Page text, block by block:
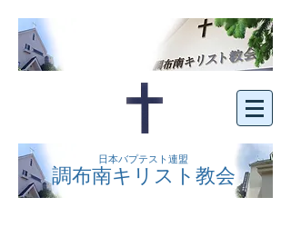
日本バプテスト連盟
調布南キリスト教会